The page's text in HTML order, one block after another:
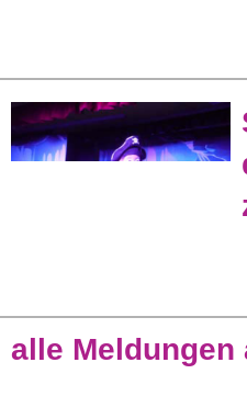
alle Meldungen